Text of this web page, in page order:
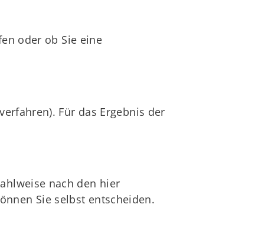
oder ob Sie eine
Für das Ergebnis der
nach den hier
Sie selbst entscheiden.